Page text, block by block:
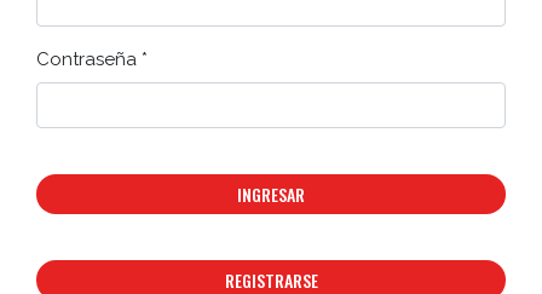
Contraseña *
INGRESAR
REGISTRARSE